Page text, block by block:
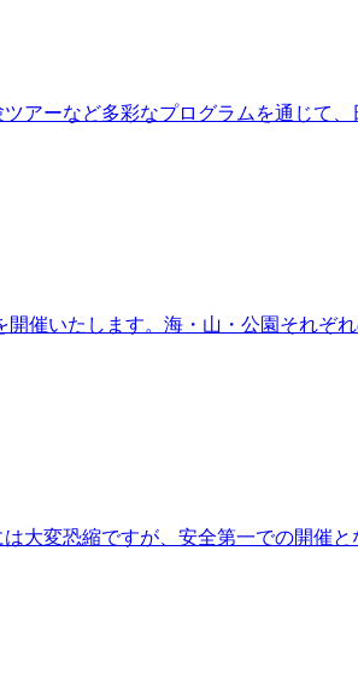
アーなど多彩なプログラムを通じて
催いたします。海・山・公園それぞ
変恐縮ですが、安全第一での開催